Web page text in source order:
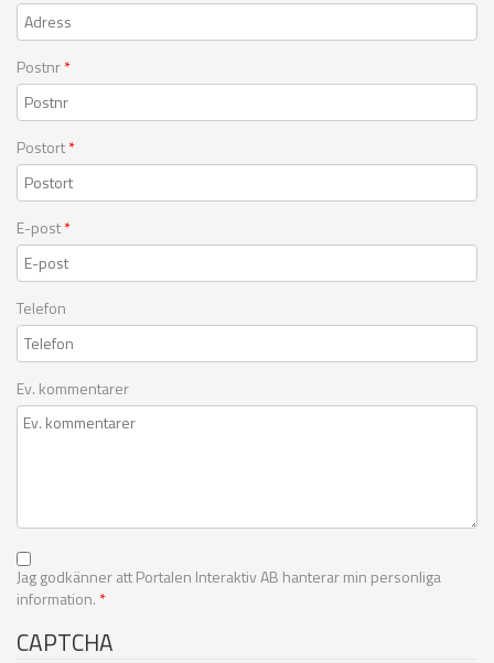
Postnr*
Postort*
E-post*
Telefon
Ev. kommentarer
Jag godkänner att Portalen Interaktiv AB hanterar min personliga
information. *
CAPTCHA